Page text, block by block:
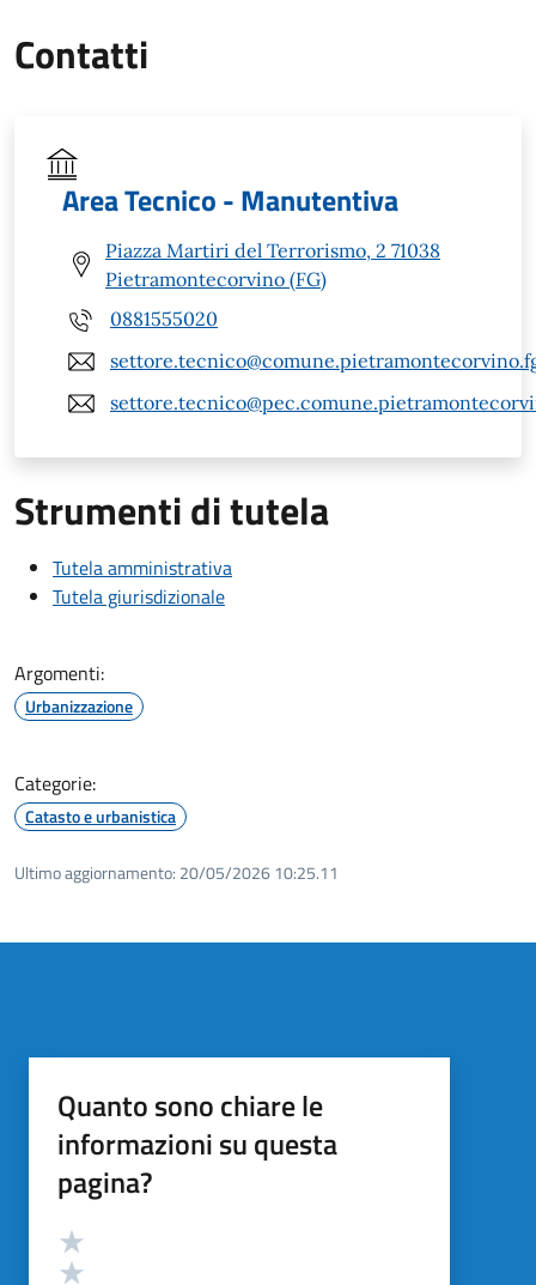
Contatti
Area Tecnico - Manutentiva
Piazza Martiri del Terrorismo, 2 71038
Pietramontecorvino (FG)
0881555020
Strumenti di tutela
Tutela amministrativa
Tutela giurisdizionale
Argomenti:
Urbanizzazione
Categorie:
Catasto e urbanistica
Ultimo aggiornamento: 20/05/2026 10:25.11
Quanto sono chiare le
informazioni su questa
pagina?
Valutazione